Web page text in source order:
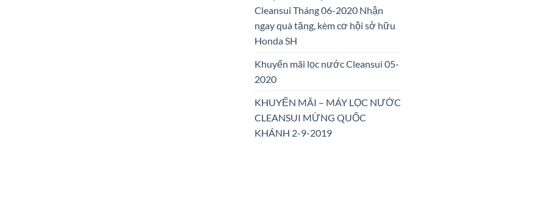
Cleansui Tháng 06-2020 Nhận
ngay quà tặng, kèm cơ hội sở hữu
Honda SH
Khuyến mãi lọc nước Cleansui 05-
2020
KHUYẾN MÃI – MÁY LỌC NƯỚC
CLEANSUI MỪNG QUỐC
KHÁNH 2-9-2019